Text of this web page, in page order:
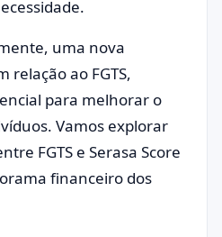
uma nova
relação ao FGTS,
para melhorar o
Vamos explorar
FGTS e Serasa Score
financeiro dos